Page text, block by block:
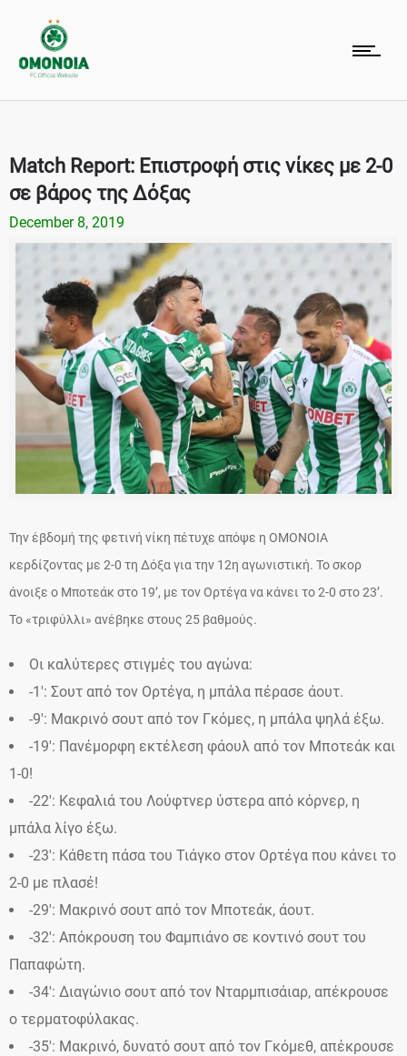
Match Report: Επιστροφή στις νίκες με 2-0
σε βάρος της Δόξας
December 8, 2019
Την έβδομή της φετινή νίκη πέτυχε απόψε η ΟΜΟΝΟΙΑ
κερδίζοντας με 2-0 τη Δόξα για την 12η αγωνιστική. Το σκορ
άνοιξε ο Μποτεάκ στο 19’, με τον Ορτέγα να κάνει το 2-0 στο 23’.
Το «τριφύλλι» ανέβηκε στους 25 βαθμούς.
Οι καλύτερες στιγμές του αγώνα:
-1′: Σουτ από τον Ορτέγα, η μπάλα πέρασε άουτ.
-9′: Μακρινό σουτ από τον Γκόμες, η μπάλα ψηλά έξω.
-19′: Πανέμορφη εκτέλεση φάουλ από τον Μποτεάκ και
1-0!
-22′: Κεφαλιά του Λούφτνερ ύστερα από κόρνερ, η
μπάλα λίγο έξω.
-23′: Κάθετη πάσα του Τιάγκο στον Ορτέγα που κάνει το
2-0 με πλασέ!
-29′: Μακρινό σουτ από τον Μποτεάκ, άουτ.
-32′: Απόκρουση του Φαμπιάνο σε κοντινό σουτ του
Παπαφώτη.
-34′: Διαγώνιο σουτ από τον Νταρμπισάιαρ, απέκρουσε
ο τερματοφύλακας.
-35′: Μακρινό, δυνατό σουτ από τον Γκόμεθ, απέκρουσε